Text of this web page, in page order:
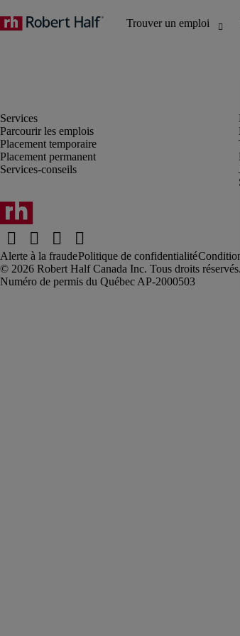
Parcourir les emplois
Placement temporaire
Placement permanent
Services-conseils
Alerte à la fraudePolitique de confidentialité
Robert Half Canada Inc. Tous droits réservés.